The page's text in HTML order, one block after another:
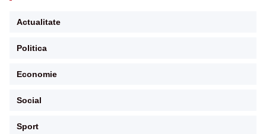
Actualitate
Politica
Economie
Social
Sport